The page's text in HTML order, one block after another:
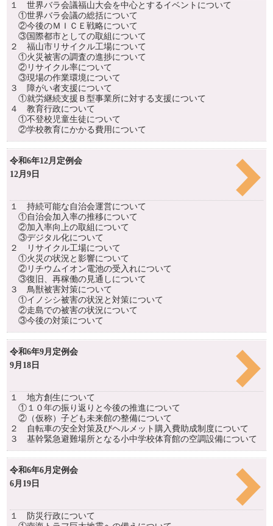
１ 世界バラ会議福山大会を中心とするイベントについて
①世界バラ会議の総括について
②今後のＭＩＣＥ戦略について
③国際都市としての取組について
２ 福山市リサイクル工場について
①火災被害の調査の進捗について
②リサイクル率について
③現場の作業環境について
３ 障がい者支援について
①就労継続支援Ｂ型事業所に対する支援について
４ 教育行政について
①不登校児童生徒について
②学校教育にかかる費用について
令和6年12月定例会
12月9日
１ 持続可能な自治会運営について
①自治会加入率の推移について
②加入率向上の取組について
③デジタル化について
２ リサイクル工場について
①火災の状況と影響について
②リチウムイオン電池の受入れについて
③復旧、再稼働の見通しについて
３ 鳥獣被害対策について
①イノシシ被害の状況と対策について
②走島での被害の状況について
③今後の対策について
令和6年9月定例会
9月18日
１ 地方創生について
①１０年の振り返りと今後の推進について
②（仮称）子ども未来館の整備について
２ 自転車の安全対策及びヘルメット購入費助成制度について
３ 基幹緊急避難場所となる小中学校体育館の空調設備について
令和6年6月定例会
6月19日
１ 防災行政について